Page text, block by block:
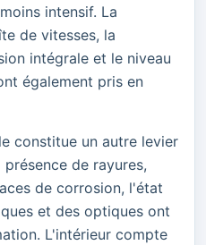
intensif. La
de vitesses, la
intégrale et le niveau
également pris en
constitue un autre levier
de rayures,
de corrosion, l'état
et des optiques ont
L'intérieur compte